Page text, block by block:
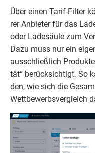
Über einen Tarif-Fil­ter
rer Anbie­ter für das
oder Lade­säu­le zum
Dazu muss nur ein
aus­schließ­lich
tät“ berück­sich­tigt. So
den, wie sich die
Wett­be­werbs­ver­gleich